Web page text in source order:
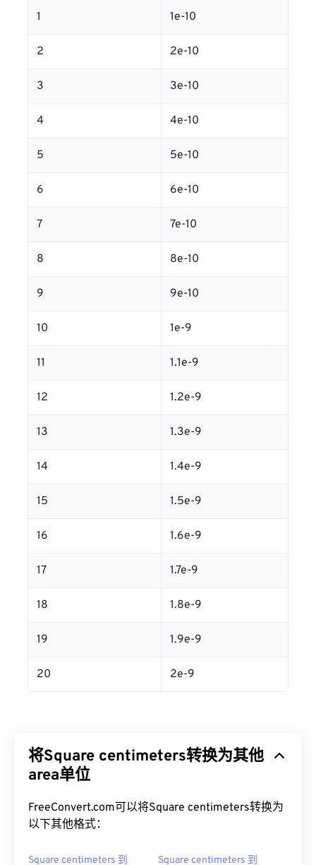
1 1e-10
2 2e-10
3 3e-10
4 4e-10
5 5e-10
6 6e-10
7 7e-10
8 8e-10
9 9e-10
10 1e-9
11 1.1e-9
12 1.2e-9
13 1.3e-9
14 1.4e-9
15 1.5e-9
16 1.6e-9
17 1.7e-9
18 1.8e-9
19 1.9e-9
20 2e-9
将Square centimeters转换为其他
area单位
FreeConvert.com可以将Square centimeters转换为
以下其他格式：
Square centimeters 到 Square centimeters 到